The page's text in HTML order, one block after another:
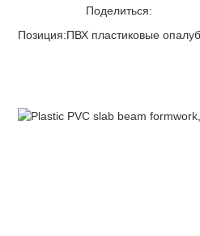
Поделиться:
Позиция:ПВХ пластиковые